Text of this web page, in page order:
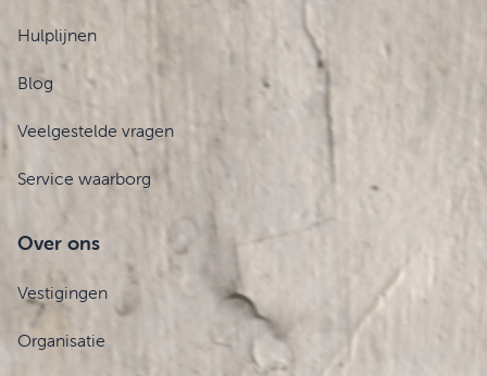
Hulplijnen
Blog
Veelgestelde vragen
Service waarborg
Over ons
Vestigingen
Organisatie